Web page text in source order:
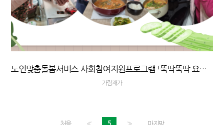
노인맞춤돌봄서비스 사회참여지원프로그램 「뚝딱뚝딱 요리교실」
가람재가
처음 « 5 » 마지막